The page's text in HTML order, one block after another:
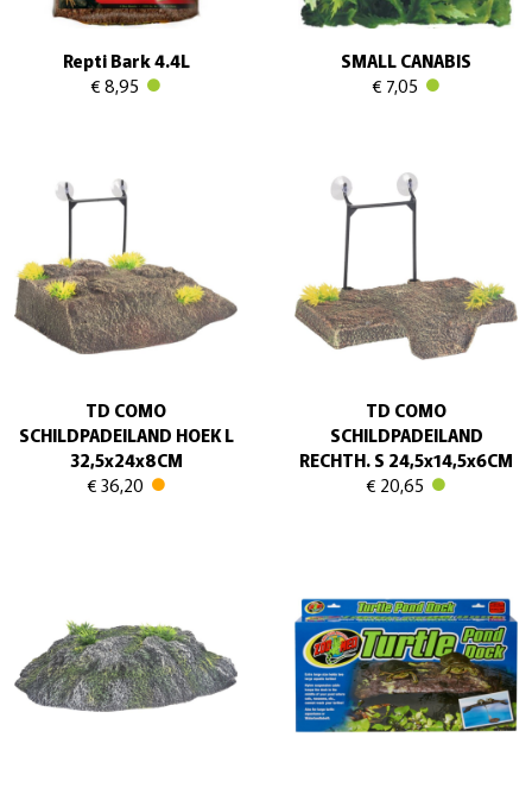
Repti Bark 4.4L
€ 8,95
SMALL CANABIS
€ 7,05
TD COMO
SCHILDPADEILAND HOEK L
32,5x24x8CM
€ 36,20
TD COMO
SCHILDPADEILAND
RECHTH. S 24,5x14,5x6CM
€ 20,65